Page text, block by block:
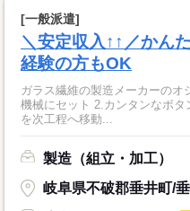
[一般派遣]
＼安定収入↑↑／かん
経験の方もOK
ガラス繊維の製造メーカーのオシゴト 【具体的には…】
機械にセット 2.カンタンなボ
を次工程へ移動...
製造（組立・加工）
岐阜県不破郡垂井町/